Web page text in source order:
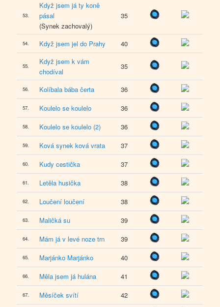
53.
Když jsem já ty koně
pásal
(Synek zachovalý)
35
54. Když jsem jel do Prahy 40
55.
Když jsem k vám
chodíval
35
56. Kolíbala bába čerta 36
57. Koulelo se koulelo 36
58. Koulelo se koulelo (2) 36
59. Ková synek ková vrata 37
60. Kudy cestička 37
61. Letěla husička 38
62. Loučení loučení 38
63. Maličká su 39
64. Mám já v levé noze trn 39
65. Marjánko Marjánko 40
66. Měla jsem já hulána 41
67. Měsíček svítí 42